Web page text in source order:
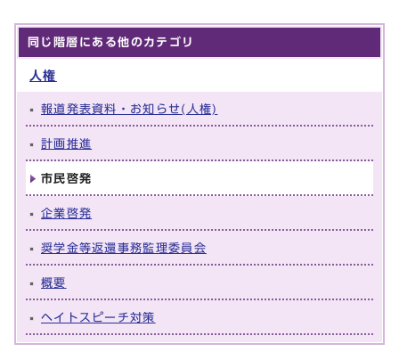
同じ階層にある他のカテゴリ
人権
報道発表資料・お知らせ(人権)
計画推進
市民啓発
企業啓発
奨学金等返還事務監理委員会
概要
ヘイトスピーチ対策